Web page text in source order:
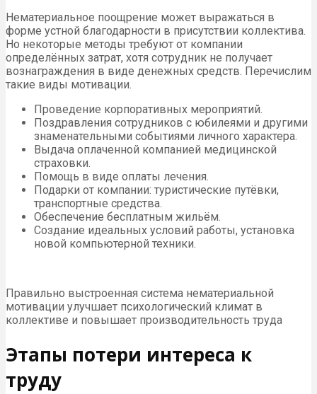
Нематериальное поощрение может выражаться в
форме устной благодарности в присутствии коллектива.
Но некоторые методы требуют от компании
определённых затрат, хотя сотрудник не получает
вознаграждения в виде денежных средств. Перечислим
такие виды мотивации.
Проведение корпоративных мероприятий.
Поздравления сотрудников с юбилеями и другими
знаменательными событиями личного характера.
Выдача оплаченной компанией медицинской
страховки.
Помощь в виде оплаты лечения.
Подарки от компании: туристические путёвки,
транспортные средства.
Обеспечение бесплатным жильём.
Создание идеальных условий работы, установка
новой компьютерной техники.
Правильно выстроенная система нематериальной
мотивации улучшает психологический климат в
коллективе и повышает производительность труда
Этапы потери интереса к
труду